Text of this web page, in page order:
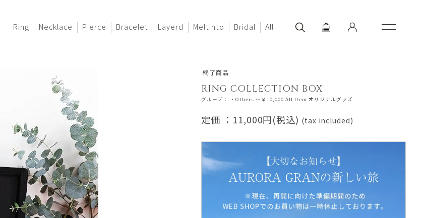
Ring Necklace Pierce Bracelet Layerd Meltinto Bridal All
終了商品
RING COLLECTION BOX
グループ： ・Others ～￥10,000 All Item オリジナルグッズ
定価 ： 11,000円(税込) (tax included)